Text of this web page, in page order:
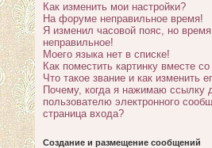
Как изменить мои настройки?
На форуме неправильное время!
Я изменил часовой пояс, но
неправильное!
Моего языка нет в списке!
Как поместить картинку вместе
Что такое звание и как изменить
Почему, когда я нажимаю ссылку
пользователю электронного
страница входа?
Создание и размещение сообщений